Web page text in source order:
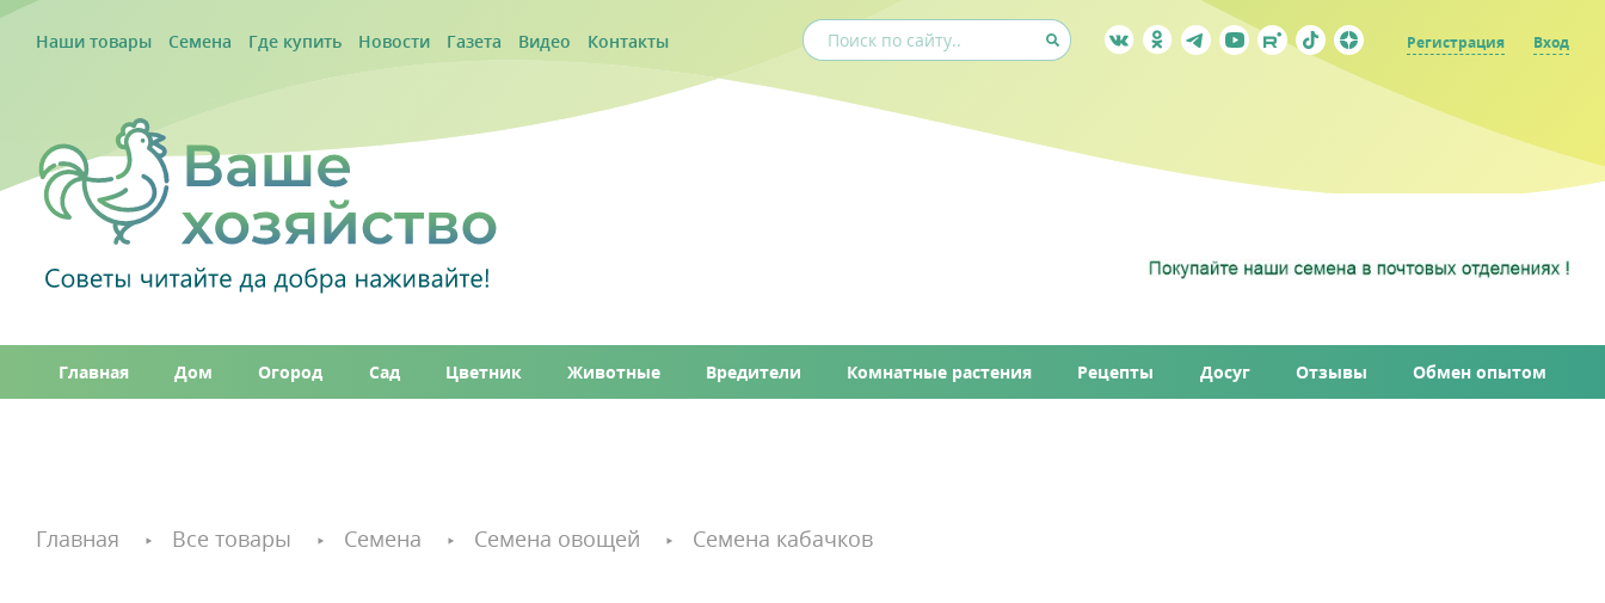
Наши товары Семена Где купить Новости Газета Видео Контакты Регистрация Вход
Главная Дом Огород Сад Цветник Животные Вредители Комнатные растения Рецепты Досуг Отзывы Обмен опытом
Главная Все товары Семена Семена овощей Семена кабачков